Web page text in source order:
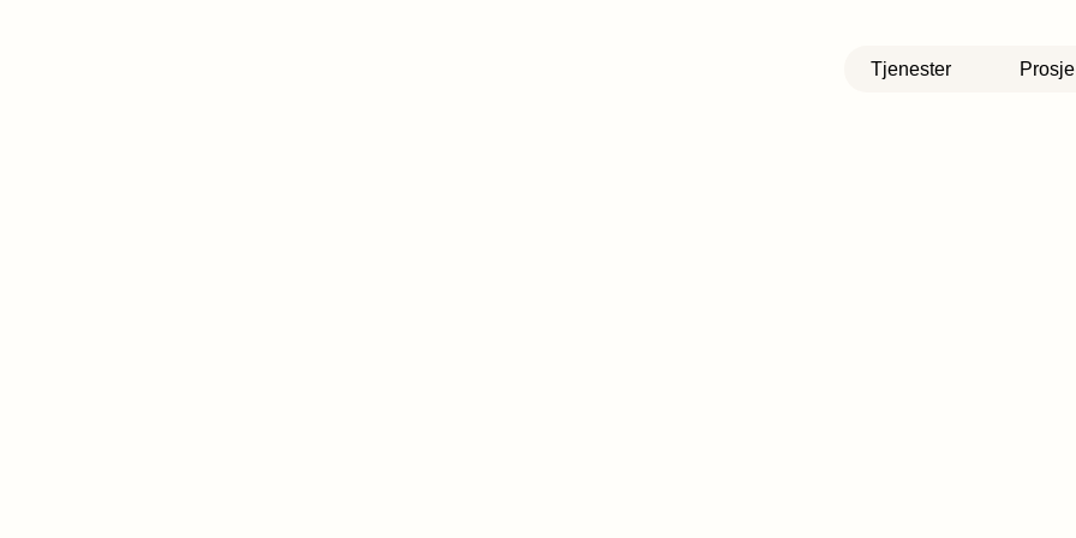
Tjenester